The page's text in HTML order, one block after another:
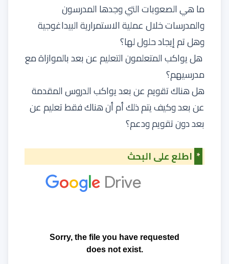
ما هي الصعوبات التي وجدها المدرسون
والمدرسات خلال عملية الاستمرارية البيداغوجية
وهل تم إيجاد حلول لها؟
هل يواكب المتعلمون التعليم عن بعد بالموازاة مع
مدرسيهم؟
هل هناك تقويم عن بعد يواكب الدروس المقدمة
عن بعد وكيف يتم ذلك أم أن هناك فقط تعليم عن
بعد دون تقويم ودعم؟
* اطلع على البحث